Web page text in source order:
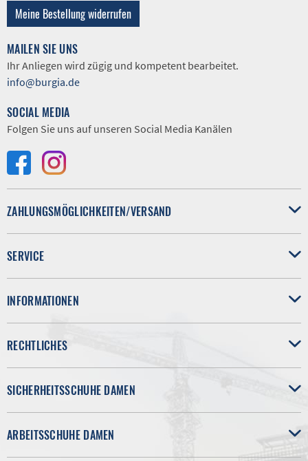
Meine Bestellung widerrufen
MAILEN SIE UNS
Ihr Anliegen wird zügig und kompetent bearbeitet.
info@burgia.de
SOCIAL MEDIA
Folgen Sie uns auf unseren Social Media Kanälen
ZAHLUNGSMÖGLICHKEITEN/VERSAND
SERVICE
INFORMATIONEN
RECHTLICHES
SICHERHEITSSCHUHE DAMEN
ARBEITSSCHUHE DAMEN